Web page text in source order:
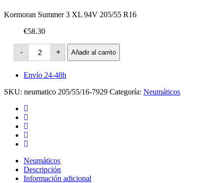
Kormoran Summer 3 XL 94V 205/55 R16
€58.30
-
KORMORAN
Summer
3
XL
-94V
+ Añadir al carrito
Envío 24-48h
SKU: neumatico 205/55/16-7929 Categoría: Neumáticos
Neumáticos
Descripción
Información adicional